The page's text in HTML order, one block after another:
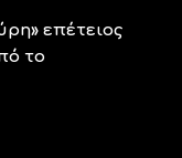
επέτειος
το